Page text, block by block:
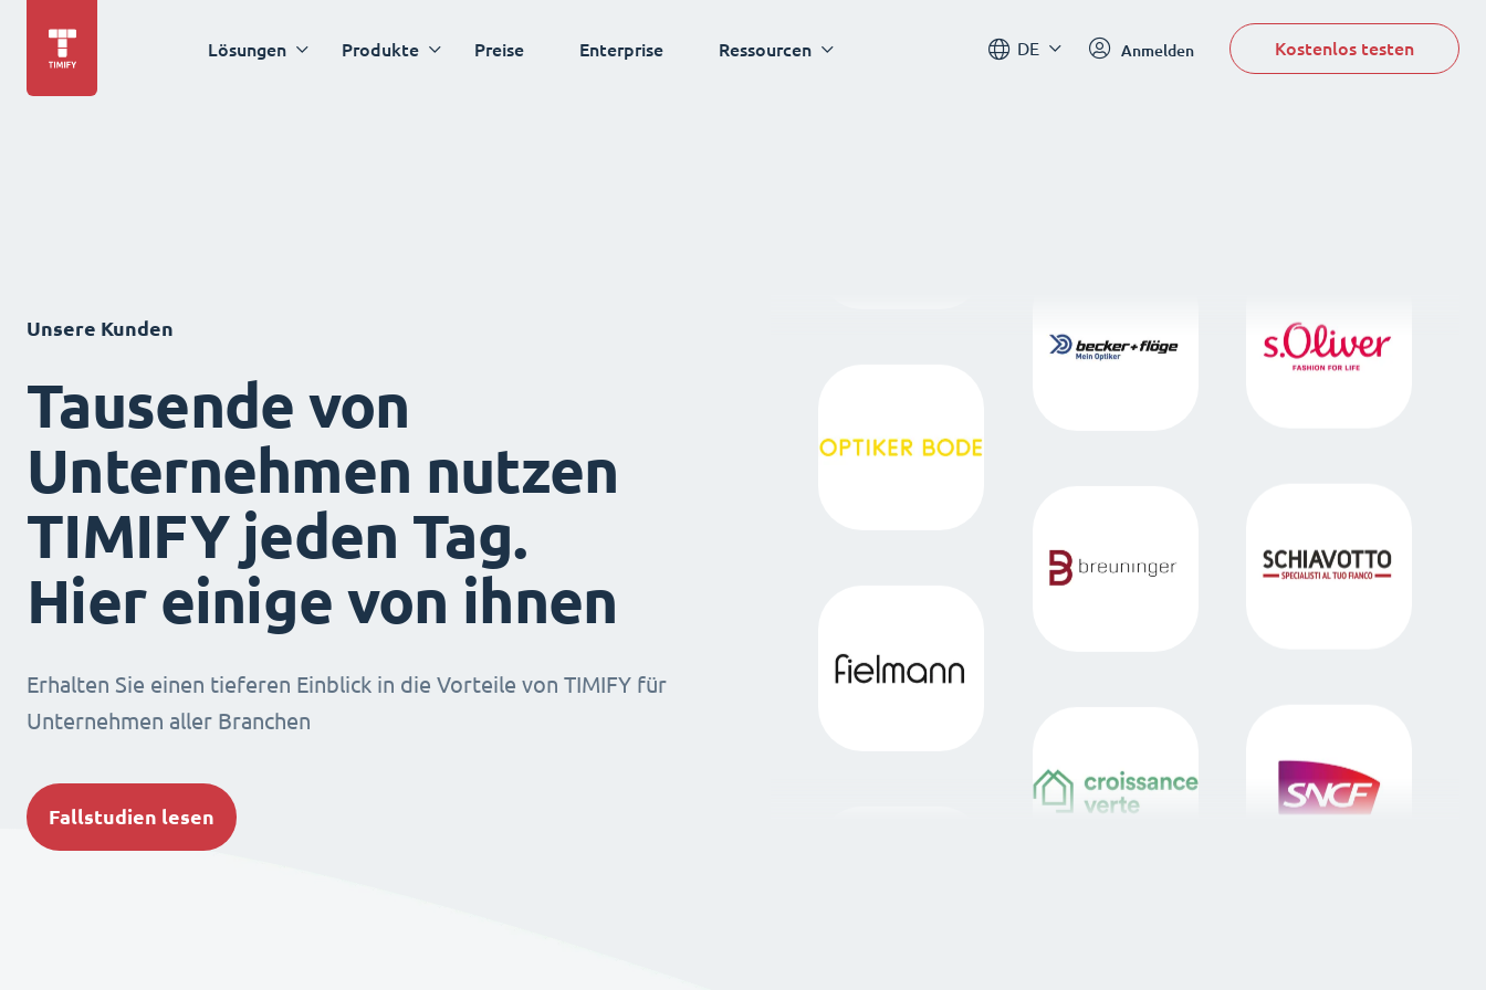
Lösungen Produkte Preise Enterprise Ressourcen DE Anmelden Kostenlos testen
Unsere Kunden
Tausende von
Unternehmen nutzen
TIMIFY jeden Tag.
Hier einige von ihnen
Erhalten Sie einen tieferen Einblick in die Vorteile von TIMIFY für
Unternehmen aller Branchen
Fallstudien lesen